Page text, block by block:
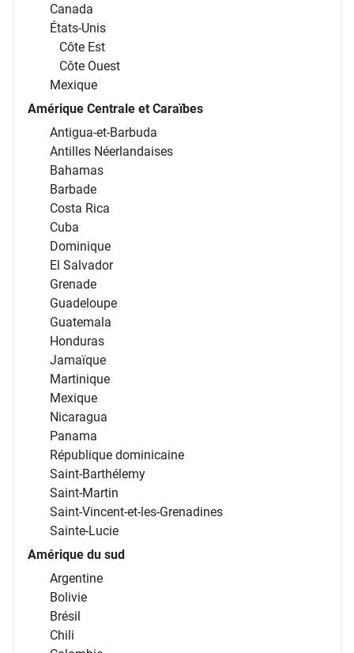
Canada
États-Unis
Côte Est
Côte Ouest
Mexique
Amérique Centrale et Caraïbes
Antigua-et-Barbuda
Antilles Néerlandaises
Bahamas
Barbade
Costa Rica
Cuba
Dominique
El Salvador
Grenade
Guadeloupe
Guatemala
Honduras
Jamaïque
Martinique
Mexique
Nicaragua
Panama
République dominicaine
Saint-Barthélemy
Saint-Martin
Saint-Vincent-et-les-Grenadines
Sainte-Lucie
Amérique du sud
Argentine
Bolivie
Brésil
Chili